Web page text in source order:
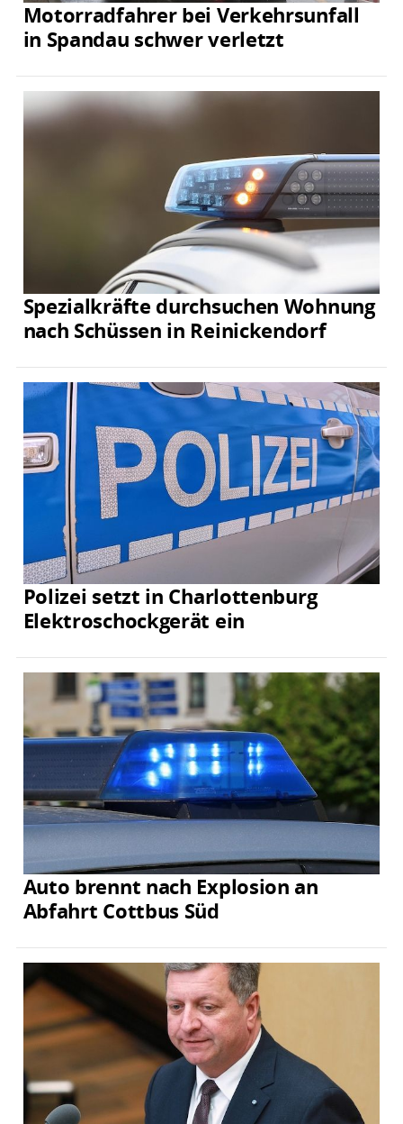
Motorradfahrer bei Verkehrsunfall
in Spandau schwer verletzt
Spezialkräfte durchsuchen Wohnung
nach Schüssen in Reinickendorf
Polizei setzt in Charlottenburg
Elektroschockgerät ein
Auto brennt nach Explosion an
Abfahrt Cottbus Süd